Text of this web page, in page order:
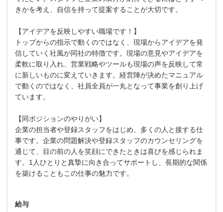
きかを考え、⾃信を持って提案することが⼤切です。
【アイデアを反映しやすい職場です！】
トップからの指⽰で動くのではなく、現場からアイデアを発
信していく社⾵が同社の特徴です。現場の意⾒やアイデアを
柔軟に取り⼊れ、営業戦略やツールも現場の声を反映して常
に新しいものに変えていきます。経営陣が決めたマニュアル
で動くのではなく、社員全員が⼀丸となって事業を創り上げ
ています。
【同ポジションのやりがい】
企業の担当者や登録スタッフをはじめ、多くの⼈と接する仕
事です。企業の問題解決や登録スタッフのカウンセリングを
通じて、⽬の前の⼈を笑顔にできたときは喜びを感じられま
す。1⼈ひとりと真摯に向き合ってサポートし、⻑期的な関係
を築けることもこの仕事の魅⼒です。
給与